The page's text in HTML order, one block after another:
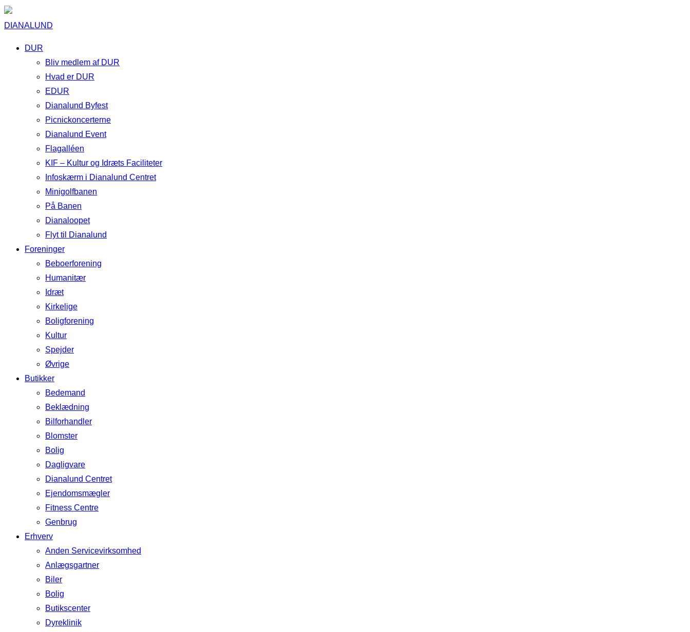
DIANALUND
DUR
Bliv medlem af DUR
Hvad er DUR
EDUR
Dianalund Byfest
Picnickoncerterne
Dianalund Event
Flagalléen
KIF – Kultur og Idræts Faciliteter
Infoskærm i Dianalund Centret
Minigolfbanen
På Banen
Dianaloopet
Flyt til Dianalund
Foreninger
Beboerforening
Humanitær
Idræt
Kirkelige
Boligforening
Kultur
Spejder
Øvrige
Butikker
Bedemand
Beklædning
Bilforhandler
Blomster
Bolig
Dagligvare
Dianalund Centret
Ejendomsmægler
Fitness Centre
Genbrug
Erhverv
Anden Servicevirksomhed
Anlægsgartner
Biler
Bolig
Butikscenter
Dyreklinik